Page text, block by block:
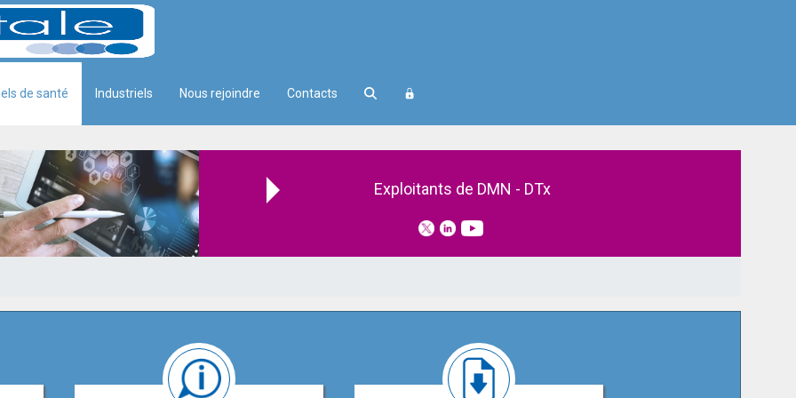
de santé Industriels Nous rejoindre Contacts
Exploitants de DMN - DTx